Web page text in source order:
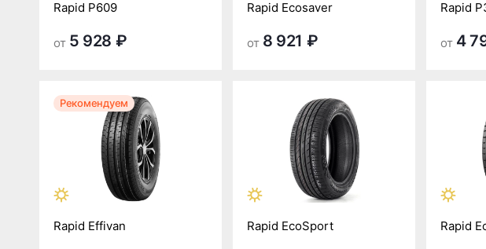
Rapid P609
от 5 928 ₽
Rapid Ecosaver
от 8 921 ₽
Rapid
от 4
Рекомендуем
Rapid Effivan Rapid EcoSport Rapid